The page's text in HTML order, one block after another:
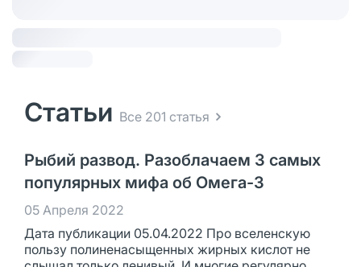
Статьи Все 201 статья
Рыбий развод. Разоблачаем 3 самых
популярных мифа об Омега-3
05 Апреля 2022
Дата публикации 05.04.2022 Про вселенскую
пользу полиненасыщенных жирных кислот не